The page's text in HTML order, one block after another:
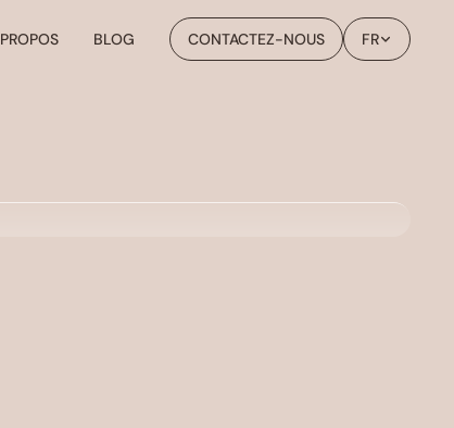
BLOG CONTACTEZ-NOUS FR